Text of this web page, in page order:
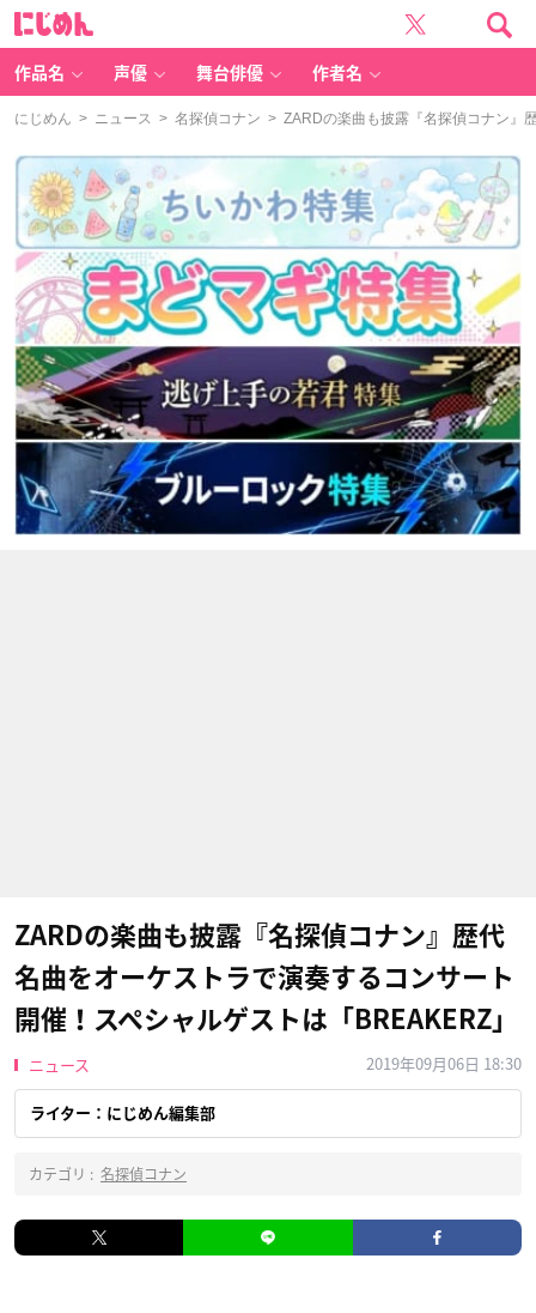
作品名 声優 舞台俳優 作者名
にじめん > ニュース > 名探偵コナン > ZARDの楽曲も披露『名探偵コナン』
ZARDの楽曲も披露『名探偵コナン』歴代
名曲をオーケストラで演奏するコンサート
開催！スペシャルゲストは「BREAKERZ」
ニュース 2019年09月06日 18:30
ライター：にじめん編集部
カテゴリ : 名探偵コナン